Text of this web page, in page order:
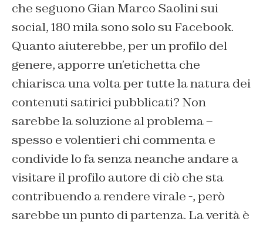
che seguono Gian Marco Saolini sui
social, 180 mila sono solo su Facebook.
Quanto aiuterebbe, per un profilo del
genere, apporre un’etichetta che
chiarisca una volta per tutte la natura dei
contenuti satirici pubblicati? Non
sarebbe la soluzione al problema –
spesso e volentieri chi commenta e
condivide lo fa senza neanche andare a
visitare il profilo autore di ciò che sta
contribuendo a rendere virale -, però
sarebbe un punto di partenza. La verità è